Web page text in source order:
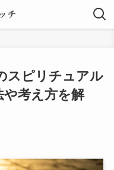
スピリチュアル
や考え方を解